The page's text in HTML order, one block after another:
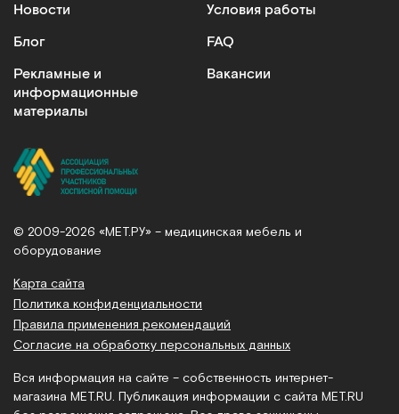
Новости
Блог
Рекламные и
информационные
материалы
Условия работы
FAQ
Вакансии
© 2009-2026 «МЕТ.РУ» – медицинская мебель и
оборудование
Карта сайта
Политика конфиденциальности
Правила применения рекомендаций
Согласие на обработку персональных данных
Вся информация на сайте – собственность интернет-
магазина MET.RU. Публикация информации с сайта MET.RU